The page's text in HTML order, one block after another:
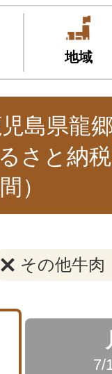
地域
児島県龍
さと納
）
その他牛肉
7/